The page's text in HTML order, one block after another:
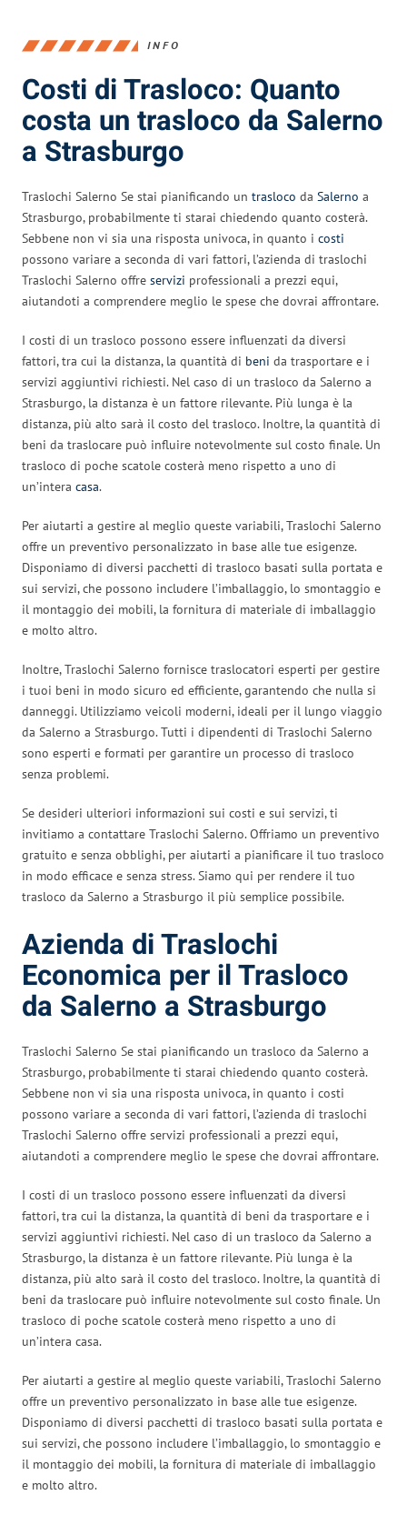
INFO
Costi di Trasloco: Quanto
costa un trasloco da Salerno
a Strasburgo
Traslochi Salerno Se stai pianificando un trasloco da Salerno a
Strasburgo, probabilmente ti starai chiedendo quanto costerà.
Sebbene non vi sia una risposta univoca, in quanto i costi
possono variare a seconda di vari fattori, l’azienda di traslochi
Traslochi Salerno offre servizi professionali a prezzi equi,
aiutandoti a comprendere meglio le spese che dovrai affrontare.
I costi di un trasloco possono essere influenzati da diversi
fattori, tra cui la distanza, la quantità di beni da trasportare e i
servizi aggiuntivi richiesti. Nel caso di un trasloco da Salerno a
Strasburgo, la distanza è un fattore rilevante. Più lunga è la
distanza, più alto sarà il costo del trasloco. Inoltre, la quantità di
beni da traslocare può influire notevolmente sul costo finale. Un
trasloco di poche scatole costerà meno rispetto a uno di
un’intera casa.
Per aiutarti a gestire al meglio queste variabili, Traslochi Salerno
offre un preventivo personalizzato in base alle tue esigenze.
Disponiamo di diversi pacchetti di trasloco basati sulla portata e
sui servizi, che possono includere l’imballaggio, lo smontaggio e
il montaggio dei mobili, la fornitura di materiale di imballaggio
e molto altro.
Inoltre, Traslochi Salerno fornisce traslocatori esperti per gestire
i tuoi beni in modo sicuro ed efficiente, garantendo che nulla si
danneggi. Utilizziamo veicoli moderni, ideali per il lungo viaggio
da Salerno a Strasburgo. Tutti i dipendenti di Traslochi Salerno
sono esperti e formati per garantire un processo di trasloco
senza problemi.
Se desideri ulteriori informazioni sui costi e sui servizi, ti
invitiamo a contattare Traslochi Salerno. Offriamo un preventivo
gratuito e senza obblighi, per aiutarti a pianificare il tuo trasloco
in modo efficace e senza stress. Siamo qui per rendere il tuo
trasloco da Salerno a Strasburgo il più semplice possibile.
Azienda di Traslochi
Economica per il Trasloco
da Salerno a Strasburgo
Traslochi Salerno Se stai pianificando un trasloco da Salerno a
Strasburgo, probabilmente ti starai chiedendo quanto costerà.
Sebbene non vi sia una risposta univoca, in quanto i costi
possono variare a seconda di vari fattori, l’azienda di traslochi
Traslochi Salerno offre servizi professionali a prezzi equi,
aiutandoti a comprendere meglio le spese che dovrai affrontare.
I costi di un trasloco possono essere influenzati da diversi
fattori, tra cui la distanza, la quantità di beni da trasportare e i
servizi aggiuntivi richiesti. Nel caso di un trasloco da Salerno a
Strasburgo, la distanza è un fattore rilevante. Più lunga è la
distanza, più alto sarà il costo del trasloco. Inoltre, la quantità di
beni da traslocare può influire notevolmente sul costo finale. Un
trasloco di poche scatole costerà meno rispetto a uno di
un’intera casa.
Per aiutarti a gestire al meglio queste variabili, Traslochi Salerno
offre un preventivo personalizzato in base alle tue esigenze.
Disponiamo di diversi pacchetti di trasloco basati sulla portata e
sui servizi, che possono includere l’imballaggio, lo smontaggio e
il montaggio dei mobili, la fornitura di materiale di imballaggio
e molto altro.